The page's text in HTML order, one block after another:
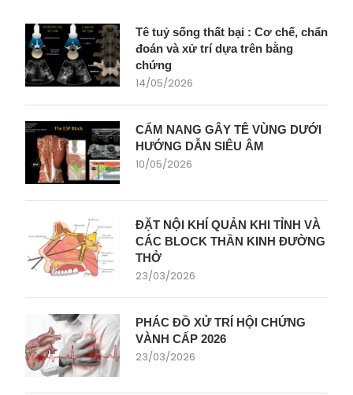
Tê tuỷ sống thất bại : Cơ chế, chẩn
đoán và xử trí dựa trên bằng
chứng
14/05/2026
CẨM NANG GÂY TÊ VÙNG DƯỚI
HƯỚNG DẪN SIÊU ÂM
10/05/2026
ĐẶT NỘI KHÍ QUẢN KHI TỈNH VÀ
CÁC BLOCK THẦN KINH ĐƯỜNG
THỞ
23/03/2026
PHÁC ĐỒ XỬ TRÍ HỘI CHỨNG
VÀNH CẤP 2026
23/03/2026